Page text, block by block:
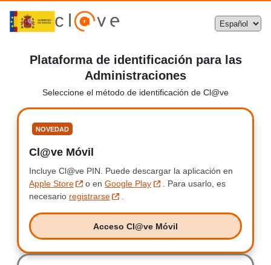
Plataforma de identificación para las
Administraciones
Seleccione el método de identificación de Cl@ve
NOVEDAD
Cl@ve Móvil
Incluye Cl@ve PIN. Incluye Clave PIN.
Puede descargar la aplicación en
Apple Store
o en Google Play
Para usarlo, es
necesario registrarse .
Acceso Cl@ve Móvil
Acceso Clave Móvil